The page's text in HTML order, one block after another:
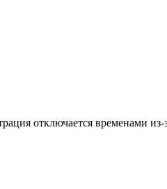
отключается временами